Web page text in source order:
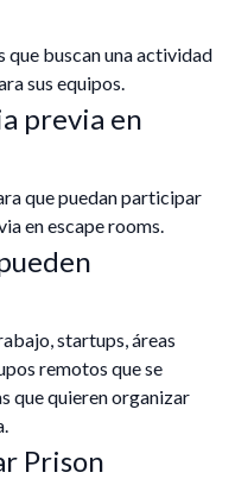
que buscan una actividad
sus equipos.
previa en
que puedan participar
en escape rooms.
startups, áreas
remotos que se
que quieren organizar
Prison